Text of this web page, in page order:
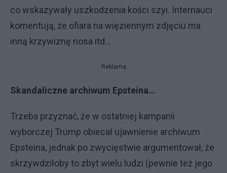
co wskazywały uszkodzenia kości szyi. Internauci
komentują, że ofiara na więziennym zdjęciu ma
inną krzywiznę nosa itd…
Reklama
Skandaliczne archiwum Epsteina…
Trzeba przyznać, że w ostatniej kampanii
wyborczej Trump obiecał ujawnienie archiwum
Epsteina, jednak po zwycięstwie argumentował, że
skrzywdziłoby to zbyt wielu ludzi (pewnie też jego